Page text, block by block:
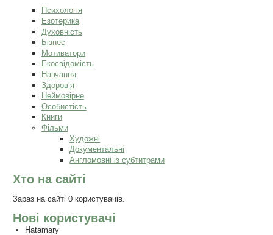
Психологія
Езотерика
Духовність
Бізнес
Мотиватори
Екосвідомість
Навчання
Здоров’я
Неймовірне
Особистість
Книги
Фільми
Художні
Документальні
Англомовні із субтитрами
Хто на сайті
Зараз на сайті 0 користувачів.
Нові користувачі
Hatamary